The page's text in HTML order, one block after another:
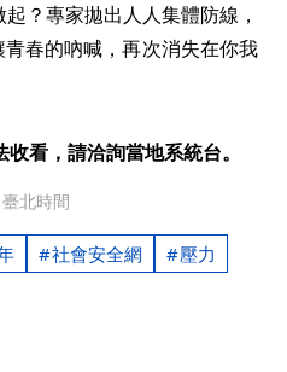
？專家拋出人人集體防線，
春的吶喊，再次消失在你我
看，請洽詢當地系統台。
北時間
社會安全網
壓力